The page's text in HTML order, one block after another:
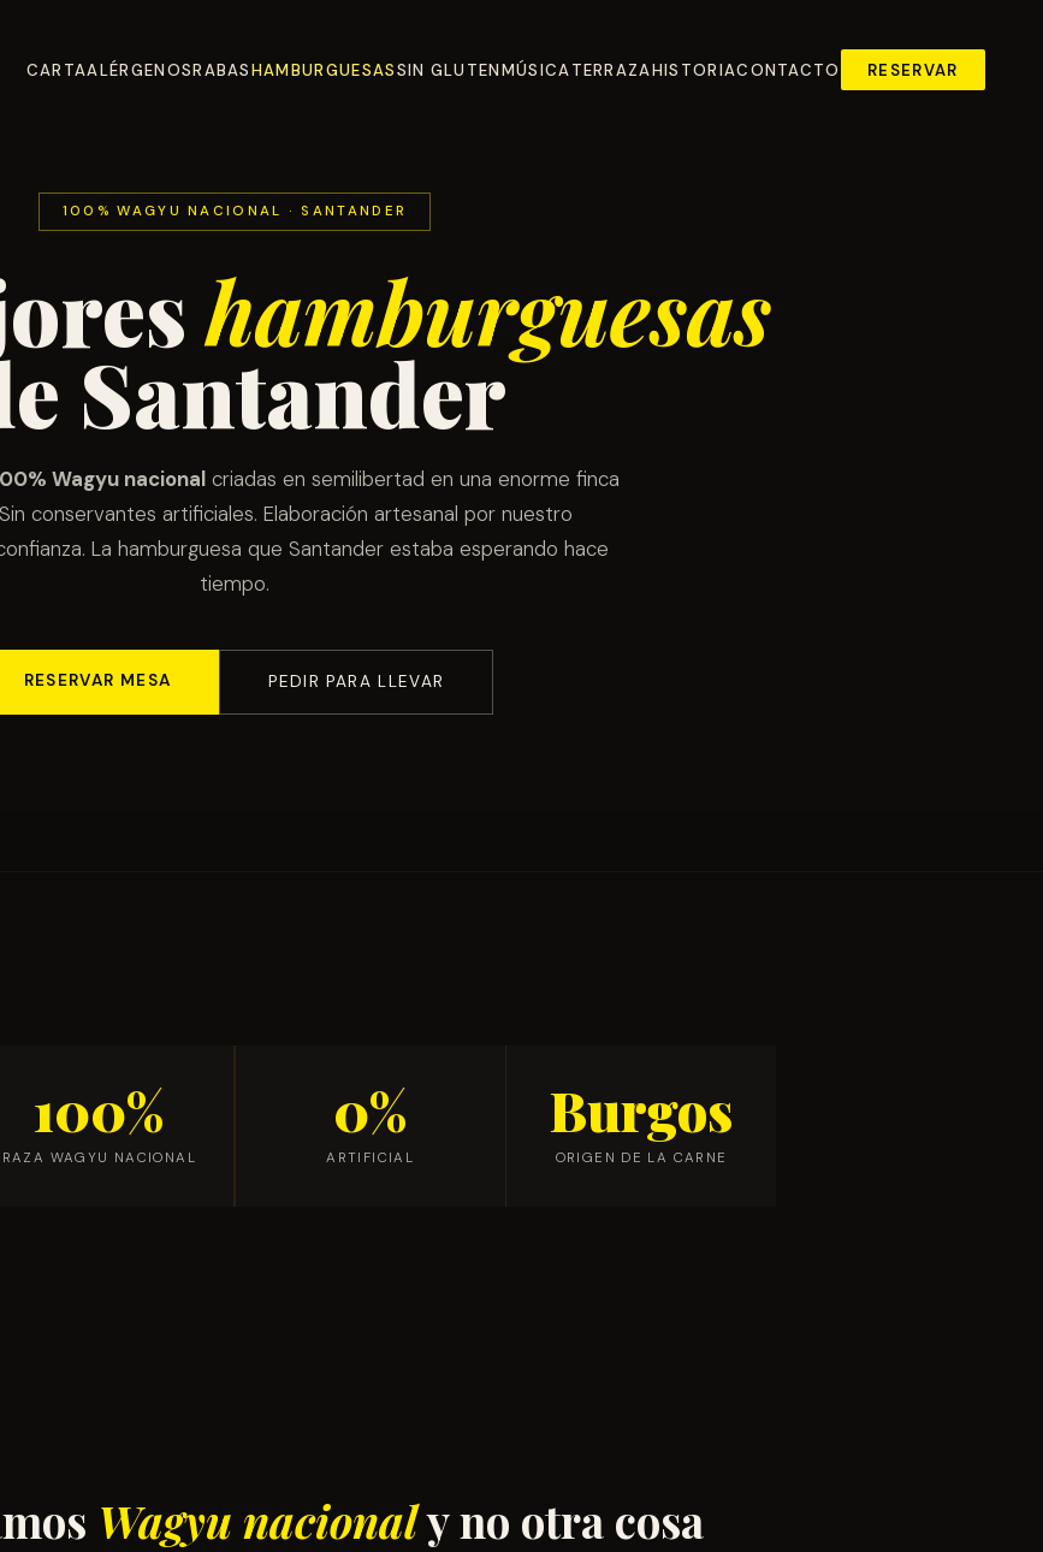
CARTAALÉRGENOSRABASHAMBURGUESASSIN GLUTENMÚSICATERRAZAHISTORIACONTACTO RESERVAR
100% WAGYU NACIONAL · SANTANDER
hamburguesas
Santander
Wagyu nacional criadas en semilibertad en una enorme finca
conservantes artificiales. Elaboración artesanal por nuestro
La hamburguesa que Santander estaba esperando hace
tiempo.
RESERVAR MESA PEDIR PARA LLEVAR
100%
RAZA WAGYU NACIONAL
0%
ARTIFICIAL
Burgos
ORIGEN DE LA CARNE
Wagyu nacionaly no otra cosa